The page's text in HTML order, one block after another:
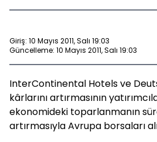
Giriş: 10 Mayıs 2011, Salı 19:03
Güncelleme: 10 Mayıs 2011, Salı 19:03
InterContinental Hotels ve
kârlarını artırmasının
ekonomideki toparlanmanın
artırmasıyla Avrupa borsaları